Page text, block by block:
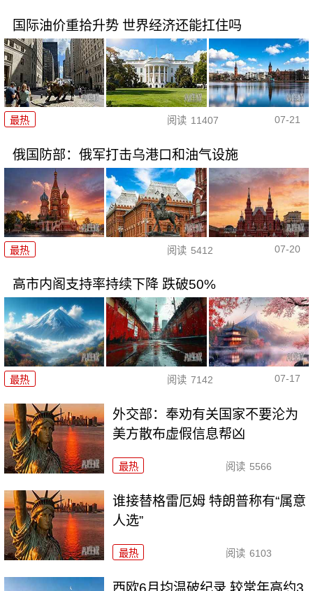
国际油价重拾升势 世界经济还能扛住吗
最热 阅读 11407 07-21
俄国防部：俄军打击乌港口和油气设施
最热 阅读 5412 07-20
高市内阁支持率持续下降 跌破50%
最热 阅读 7142 07-17
外交部：奉劝有关国家不要沦为
美方散布虚假信息帮凶
最热 阅读 5566
谁接替格雷厄姆 特朗普称有“属意
人选”
最热 阅读 6103
西欧6月均温破纪录 较常年高约3